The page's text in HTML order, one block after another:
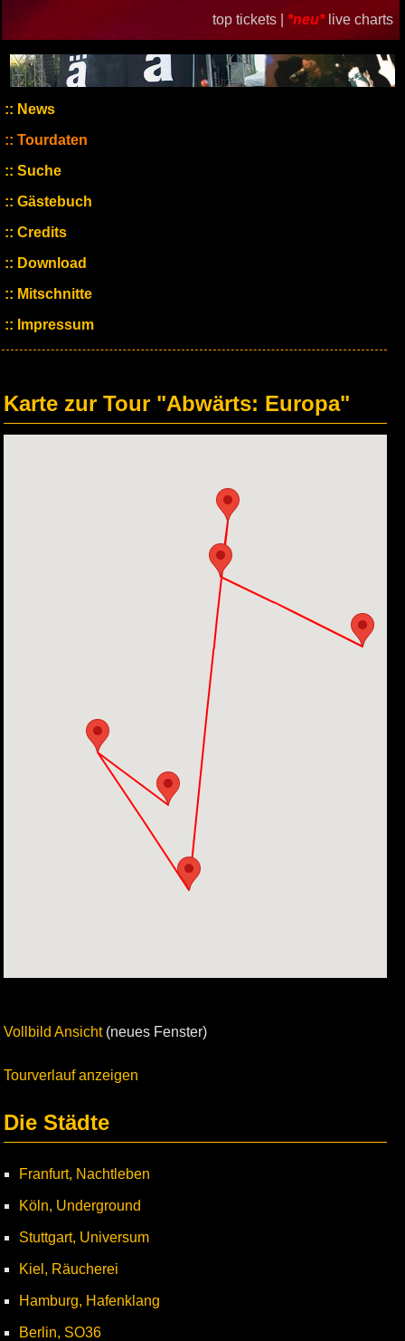
top tickets | *neu* live charts
News
Tourdaten
Suche
Gästebuch
Credits
Download
Mitschnitte
Impressum
Karte zur Tour "Abwärts: Europa"
Vollbild Ansicht(neues Fenster)
Tourverlauf anzeigen
Die Städte
Franfurt, Nachtleben
Köln, Underground
Stuttgart, Universum
Kiel, Räucherei
Hamburg, Hafenklang
Berlin, SO36